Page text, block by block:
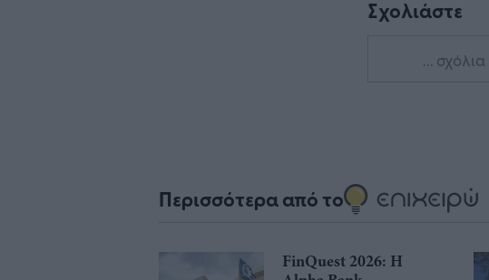
Σχολιάστε
... σχόλια
Περισσότερα από το
FinQuest 2026: Η